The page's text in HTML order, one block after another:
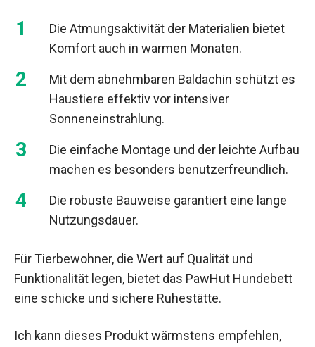
Die Atmungsaktivität der Materialien bietet
Komfort auch in warmen Monaten.
Mit dem abnehmbaren Baldachin schützt es
Haustiere effektiv vor intensiver
Sonneneinstrahlung.
Die einfache Montage und der leichte Aufbau
machen es besonders benutzerfreundlich.
Die robuste Bauweise garantiert eine lange
Nutzungsdauer.
Für Tierbewohner, die Wert auf Qualität und
Funktionalität legen, bietet das PawHut Hundebett
eine schicke und sichere Ruhestätte.
Ich kann dieses Produkt wärmstens empfehlen,